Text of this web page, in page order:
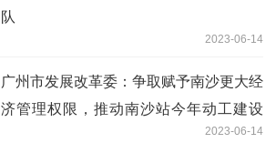
队
2023-06-14
广州市发展改革委：争取赋予南沙更大经
济管理权限，推动南沙站今年动工建设
2023-06-14